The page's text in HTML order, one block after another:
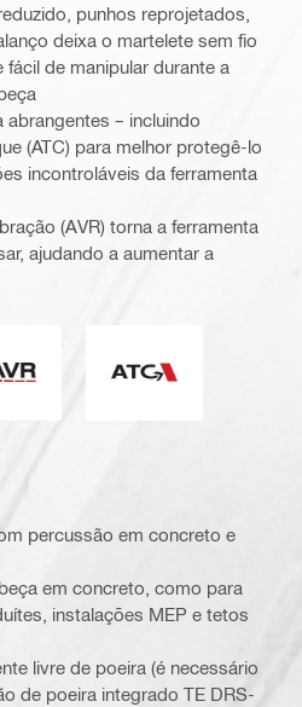
punhos reprojetados,
deixa o martelete sem fio
fácil de manipular durante a
abrangentes – incluindo
(ATC) para melhor protegê-lo
incontroláveis da ferramenta
(AVR) torna a ferramenta
ajudando a aumentar a
ferramenta
percussão em concreto e
em concreto, como para
instalações MEP e tetos
livre de poeira (é necessário
de poeira integrado TE DRS-